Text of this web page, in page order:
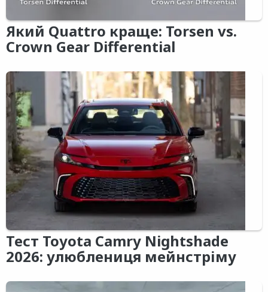
Який Quattro краще: Torsen vs.
Crown Gear Differential
Тест Toyota Camry Nightshade
2026: улюблениця мейнстріму